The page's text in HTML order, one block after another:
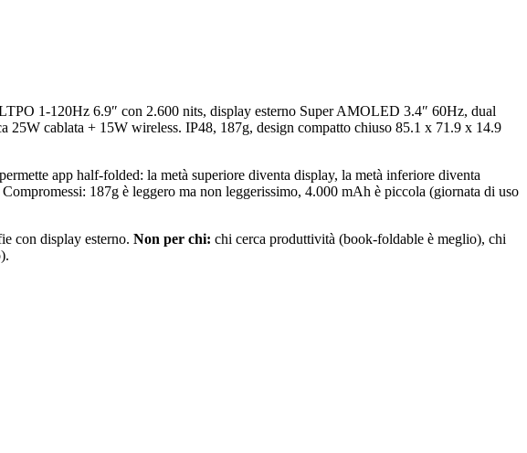
1-120Hz 6.9″ con 2.600 nits, display esterno Super AMOLED 3.4″ 60Hz, dual
cablata + 15W wireless. IP48, 187g, design compatto chiuso 85.1 x 71.9 x 14.9
app half-folded: la metà superiore diventa display, la metà inferiore diventa
187g è leggero ma non leggerissimo, 4.000 mAh è piccola (giornata di uso
con display esterno. Non per chi: chi cerca produttività (book-foldable è meglio), chi